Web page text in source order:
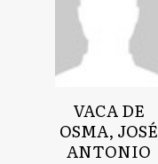
VACA DE
OSMA, JOSÉ
ANTONIO